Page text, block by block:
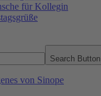
für Kollegin
Search Button
von Sinope